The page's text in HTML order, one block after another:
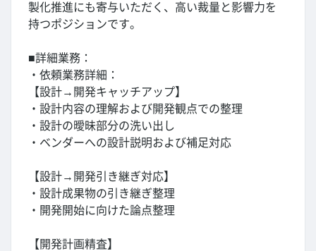
製化推進にも寄与いただく、高い裁量と影響力を
持つポジションです。
■詳細業務：
・依頼業務詳細：
【設計→開発キャッチアップ】
・設計内容の理解および開発観点での整理
・設計の曖昧部分の洗い出し
・ベンダーへの設計説明および補足対応
【設計→開発引き継ぎ対応】
・設計成果物の引き継ぎ整理
・開発開始に向けた論点整理
【開発計画精査】